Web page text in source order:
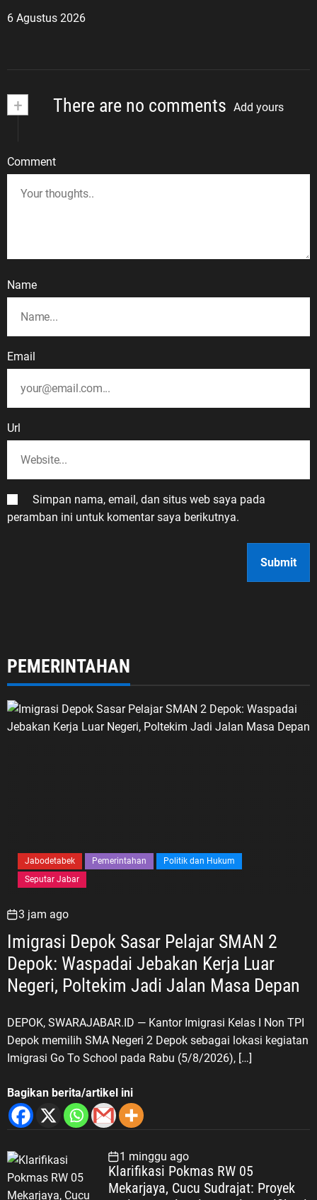
6 Agustus 2026
+ There are no comments Add yours
Comment
Name
Email
Url
Simpan nama, email, dan situs web saya pada
peramban ini untuk komentar saya berikutnya.
PEMERINTAHAN
Jabodetabek Pemerintahan
Politik dan Hukum
Seputar Jabar
3 jam ago
Imigrasi Depok Sasar Pelajar SMAN 2
Depok: Waspadai Jebakan Kerja Luar
DEPOK, SWARAJABAR.ID — Kantor Imigrasi Kelas I Non TPI
Depok memilih SMA Negeri 2 Depok sebagai lokasi kegiatan
Imigrasi Go To School pada Rabu (5/8/2026), […]
Bagikan berita/artikel ini
1 minggu ago
Klarifikasi Pokmas RW 05
Mekarjaya, Cucu Sudrajat: Proyek